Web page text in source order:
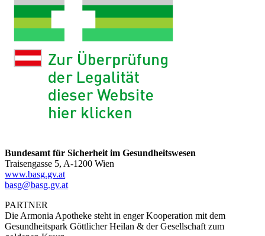
Bundesamt für Sicherheit im Gesundheitswesen
Traisengasse 5, A-1200 Wien
www.basg.gv.at
basg@basg.gv.at
PARTNER
Die Armonia Apotheke steht in enger Kooperation mit dem
Gesundheitspark Göttlicher Heilan & der Gesellschaft zum